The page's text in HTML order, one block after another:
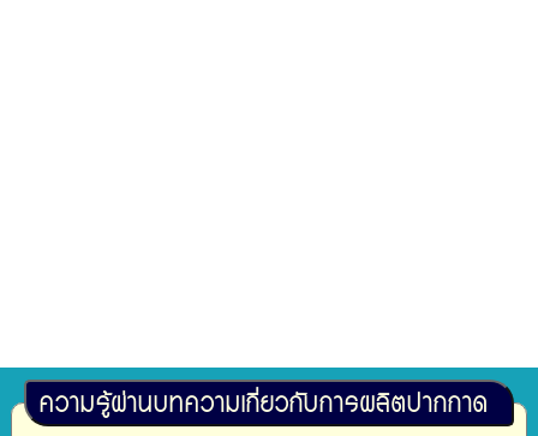
ความรู้ผ่านบทความเกี่ยวกับการผลิตปากกาด